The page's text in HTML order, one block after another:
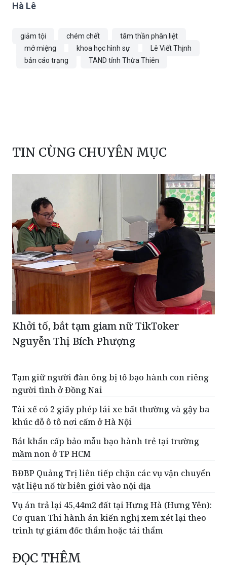
Hà Lê
giảm tội chém chết
tâm thần phân liệt
mở miệng
khoa học hình sự
Lê Viết Thịnh
bản cáo trạng
TAND tỉnh Thừa Thiên
TIN CÙNG CHUYÊN MỤC
Khởi tố, bắt tạm giam nữ TikToker
Nguyễn Thị Bích Phượng
Tạm giữ người đàn ông bị tố bạo hành con riêng
người tình ở Đồng Nai
Tài xế có 2 giấy phép lái xe bất thường và gậy ba
khúc đỗ ô tô nơi cấm ở Hà Nội
Bắt khẩn cấp bảo mẫu bạo hành trẻ tại trường
mầm non ở TP HCM
BĐBP Quảng Trị liên tiếp chặn các vụ vận chuyển
vật liệu nổ từ biên giới vào nội địa
Vụ án trả lại 45,44m2 đất tại Hưng Hà (Hưng Yên):
Cơ quan Thi hành án kiến nghị xem xét lại theo
trình tự giám đốc thẩm hoặc tái thẩm
ĐỌC THÊM